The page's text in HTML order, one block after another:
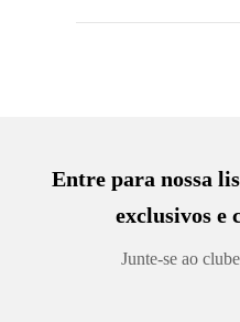
Entre para nossa
exclusivos e
Junte-se ao